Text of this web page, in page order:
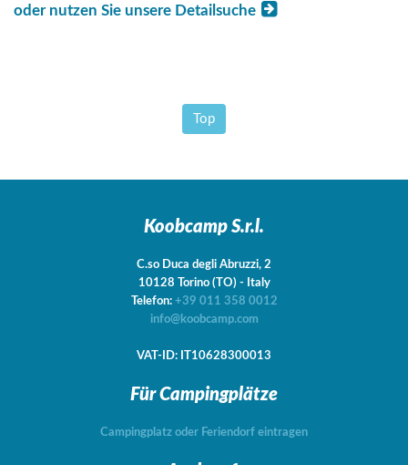
oder nutzen Sie unsere Detailsuche
Top
Koobcamp S.r.l.
C.so Duca degli Abruzzi, 2
10128 Torino (TO) - Italy
Telefon: +39 011 358 0012
info@koobcamp.com
VAT-ID: IT10628300013
Für Campingplätze
Campingplatz oder Feriendorf eintragen